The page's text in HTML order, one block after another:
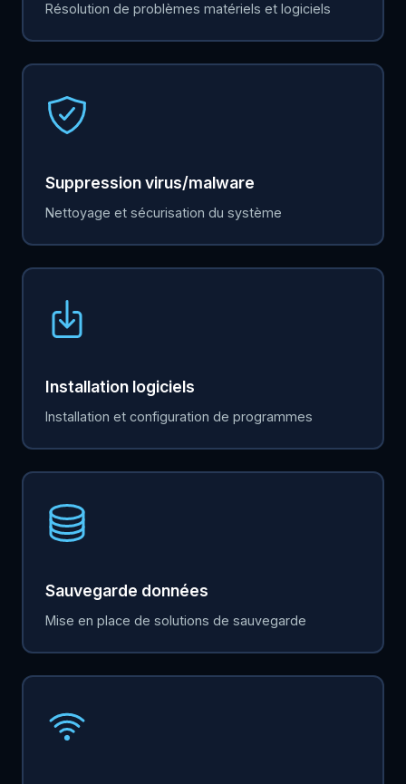
Résolution de problèmes matériels et logiciels
Suppression virus/malware
Nettoyage et sécurisation du système
Installation logiciels
Installation et configuration de programmes
Sauvegarde données
Mise en place de solutions de sauvegarde